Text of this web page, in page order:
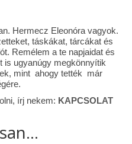
Hermecz Eleonóra vagyok.
táskákat, tárcákat és
Remélem a te napjaidat és
is ugyanúgy megkönnyítik
mint ahogy tették már
írj nekem: KAPCSOLAT